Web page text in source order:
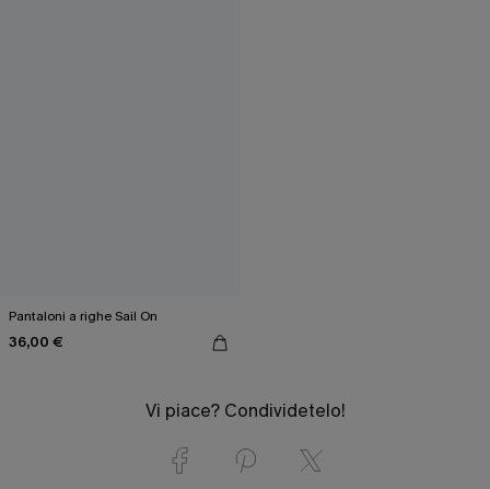
Pantaloni a righe Sail On
36,00 €
Vi piace? Condividetelo!